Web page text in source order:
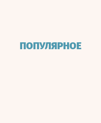
ПОПУЛЯРНОЕ